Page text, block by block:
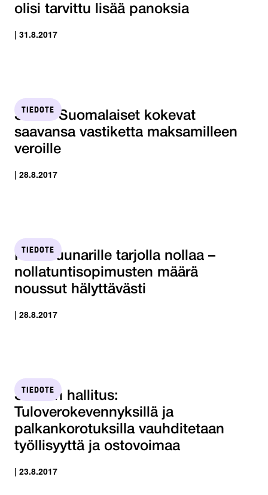
olisi tarvittu lisää panoksia
| 31.8.2017
TIEDOTE
STTK: Suomalaiset kokevat
saavansa vastiketta maksamilleen
veroille
| 28.8.2017
TIEDOTE
Kesäduunarille tarjolla nollaa –
nollatuntisopimusten määrä
noussut hälyttävästi
| 28.8.2017
TIEDOTE
STTK:n hallitus:
Tuloverokevennyksillä ja
palkankorotuksilla vauhditetaan
työllisyyttä ja ostovoimaa
| 23.8.2017